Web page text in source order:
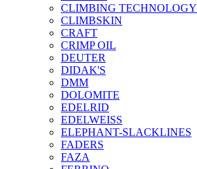
CLIMBING TECHNOLOGY
CLIMBSKIN
CRAFT
CRIMP OIL
DEUTER
DIDAK'S
DMM
DOLOMITE
EDELRID
EDELWEISS
ELEPHANT-SLACKLINES
FADERS
FAZA